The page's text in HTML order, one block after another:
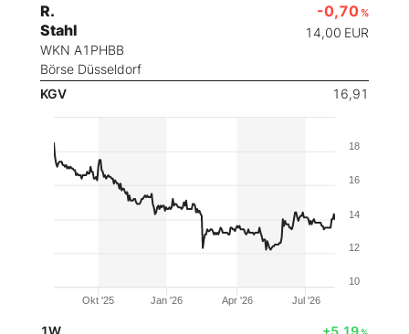
R.
Stahl
WKN A1PHBB
Börse Düsseldorf
-0,70 %
14,00 EUR
KGV 16,91
Okt '25 Jan '26 Apr '26 Jul '26
10
12
14
16
18
1W +5,19%